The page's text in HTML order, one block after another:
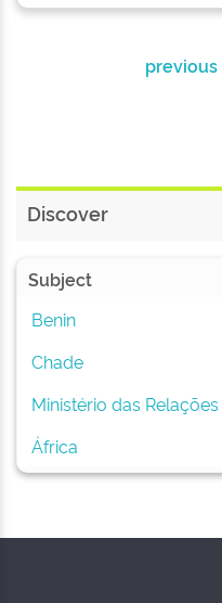
previous
Discover
Subject
Benin
Chade
Ministério das Relações
África